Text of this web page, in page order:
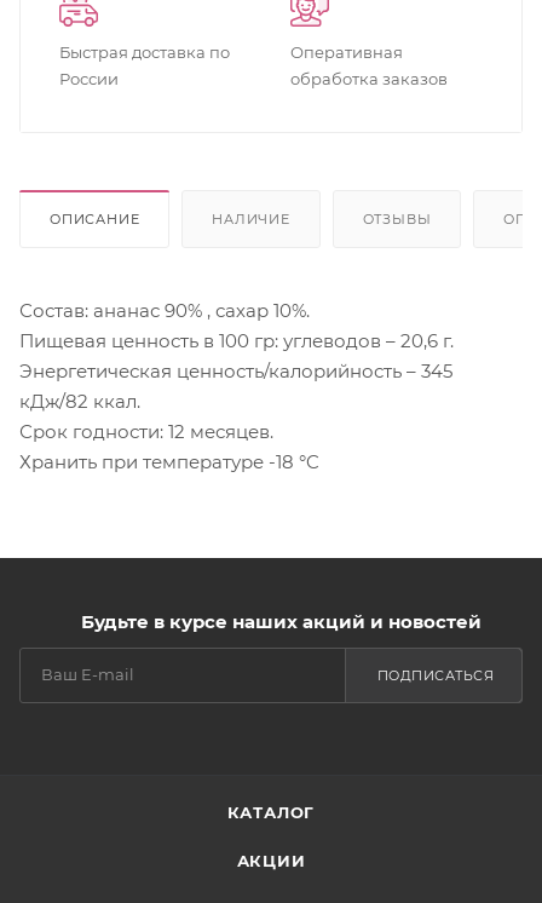
Быстрая доставка по
России
Оперативная
обработка заказов
ОПИСАНИЕ НАЛИЧИЕ ОТЗЫВЫ
Состав: ананас 90% , сахар 10%.
Пищевая ценность в 100 гр: углеводов – 20,6 г.
Энергетическая ценность/калорийность – 345
кДж/82 ккал.
Срок годности: 12 месяцев.
Хранить при температуре -18 °C
Будьте в курсе наших акций и новостей
ПОДПИСАТЬСЯ
КАТАЛОГ
АКЦИИ